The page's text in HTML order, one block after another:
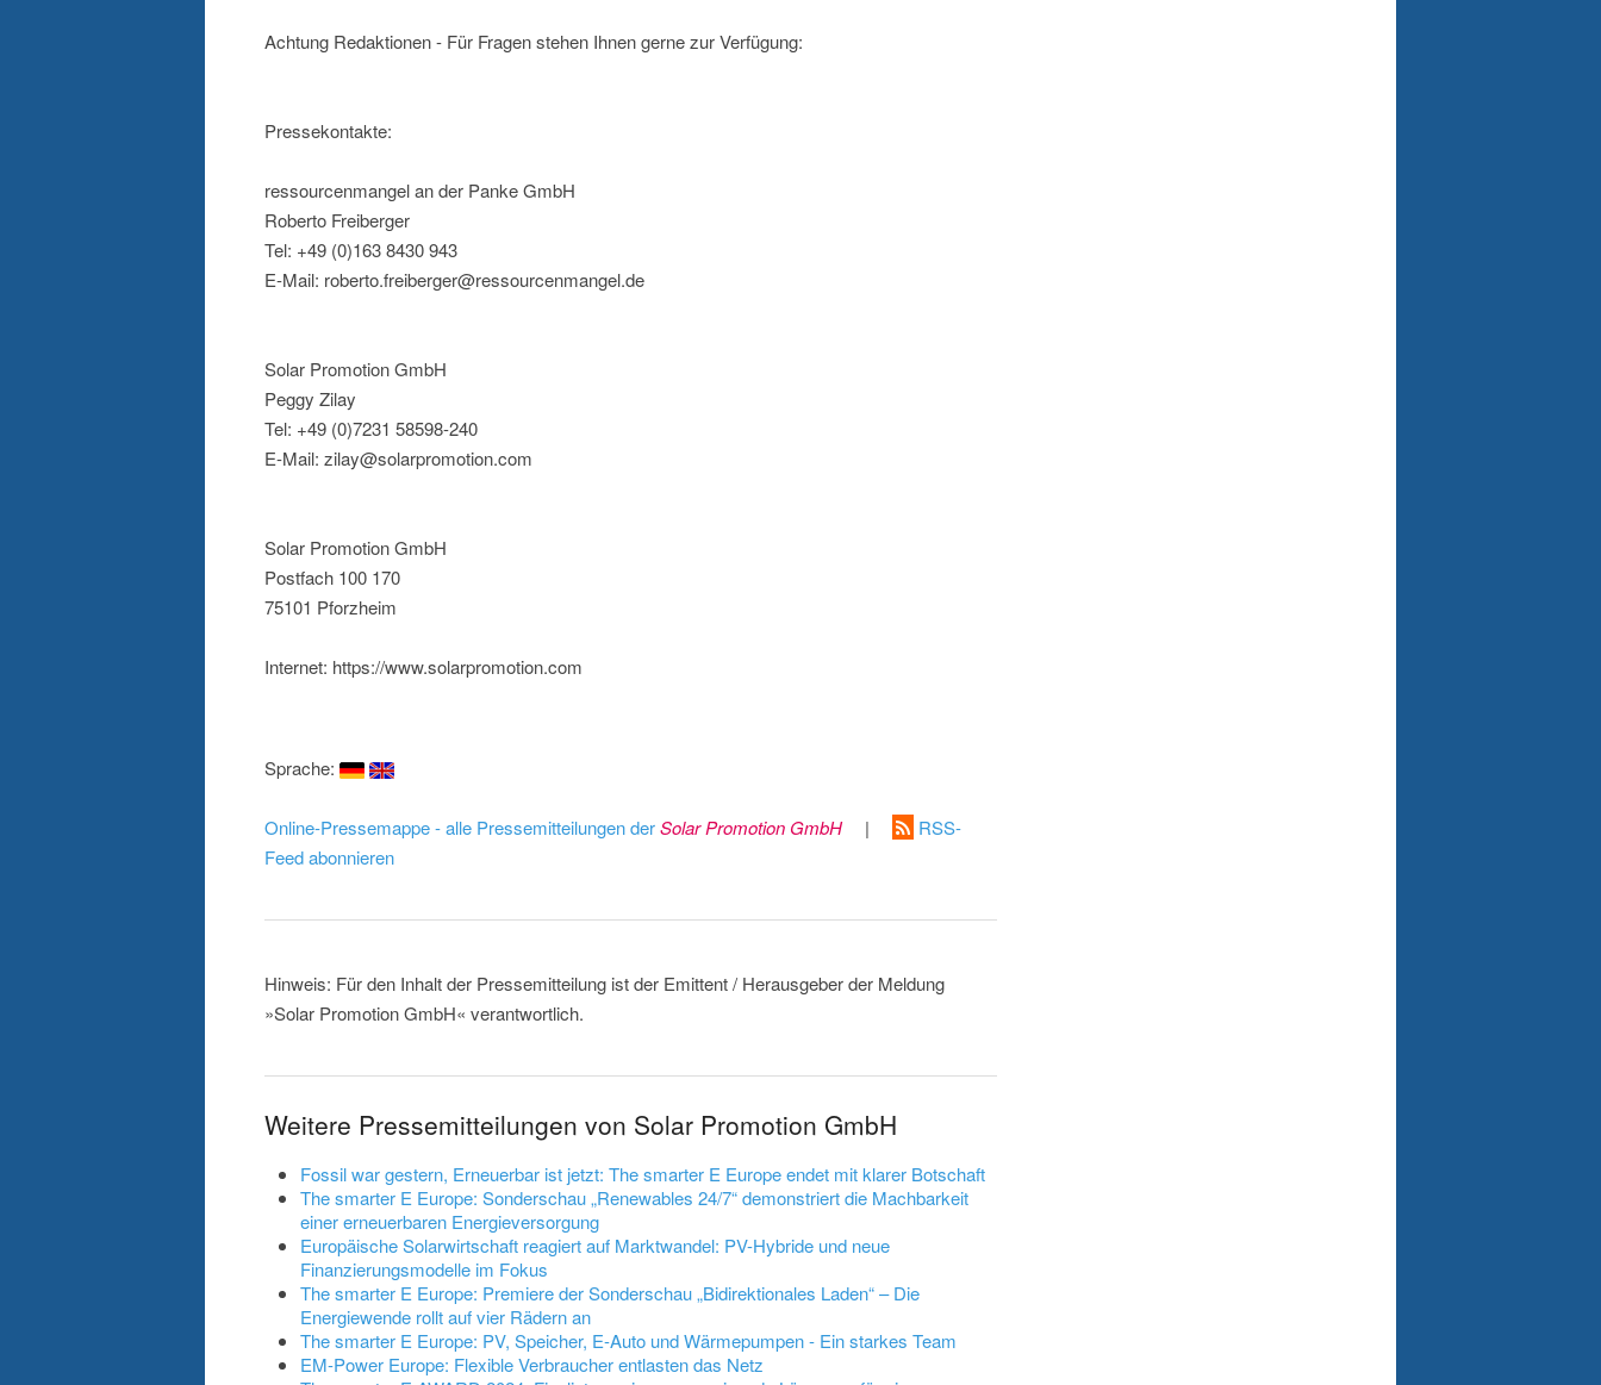
Achtung Redaktionen - Für Fragen stehen Ihnen gerne zur Verfügung:
Pressekontakte:
ressourcenmangel an der Panke GmbH
Roberto Freiberger
Tel: +49 (0)163 8430 943
E-Mail: roberto.freiberger@ressourcenmangel.de
Solar Promotion GmbH
Peggy Zilay
Tel: +49 (0)7231 58598-240
E-Mail: zilay@solarpromotion.com
Solar Promotion GmbH
Postfach 100 170
75101 Pforzheim
Internet: https://www.solarpromotion.com
Sprache:
Online-Pressemappe - alle Pressemitteilungen derSolar Promotion GmbH |
RSS-
Feed abonnieren
Hinweis: Für den Inhalt der Pressemitteilung ist der Emittent / Herausgeber der Meldung
»Solar Promotion GmbH« verantwortlich.
Weitere Pressemitteilungen von Solar Promotion GmbH
Fossil war gestern, Erneuerbar ist jetzt: The smarter E Europe endet mit klarer Botschaft
The smarter E Europe: Sonderschau „Renewables 24/7“ demonstriert die Machbarkeit
einer erneuerbaren Energieversorgung
Europäische Solarwirtschaft reagiert auf Marktwandel: PV-Hybride und neue
Finanzierungsmodelle im Fokus
The smarter E Europe: Premiere der Sonderschau „Bidirektionales Laden“ – Die
Energiewende rollt auf vier Rädern an
The smarter E Europe: PV, Speicher, E-Auto und Wärmepumpen - Ein starkes Team
EM-Power Europe: Flexible Verbraucher entlasten das Netz